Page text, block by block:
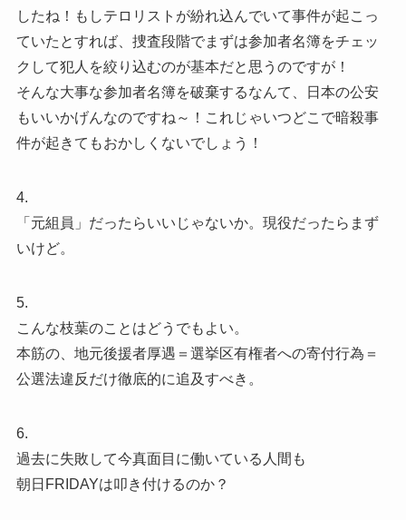
したね！もしテロリストが紛れ込んでいて事件が起こっ
ていたとすれば、捜査段階でまずは参加者名簿をチェッ
クして犯人を絞り込むのが基本だと思うのですが！
そんな大事な参加者名簿を破棄するなんて、日本の公安
もいいかげんなのですね～！これじゃいつどこで暗殺事
件が起きてもおかしくないでしょう！
4.
「元組員」だったらいいじゃないか。現役だったらまず
いけど。
5.
こんな枝葉のことはどうでもよい。
本筋の、地元後援者厚遇＝選挙区有権者への寄付行為＝
公選法違反だけ徹底的に追及すべき。
6.
過去に失敗して今真面目に働いている人間も
朝日FRIDAYは叩き付けるのか？